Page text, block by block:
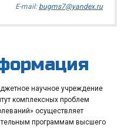
E-mail: bugms7@yandex.ru
научное учреждение
комплексных проблем
осуществляет
программам высшего